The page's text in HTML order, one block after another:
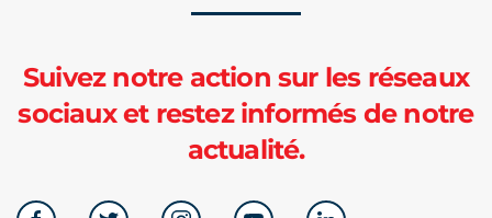
Suivez notre action sur les réseaux
sociaux et restez informés de notre
actualité.